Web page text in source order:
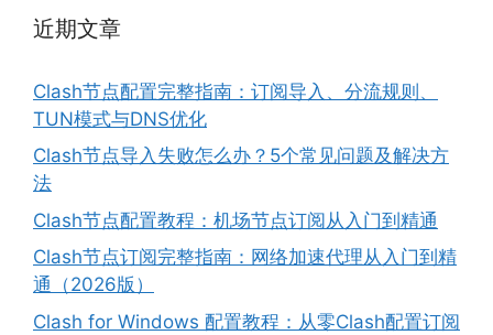
近期文章
Clash节点配置完整指南：订阅导入、分流规则、
TUN模式与DNS优化
Clash节点导入失败怎么办？5个常见问题及解决方
法
Clash节点配置教程：机场节点订阅从入门到精通
Clash节点订阅完整指南：网络加速代理从入门到精
通（2026版）
Clash for Windows 配置教程：从零Clash配置订阅